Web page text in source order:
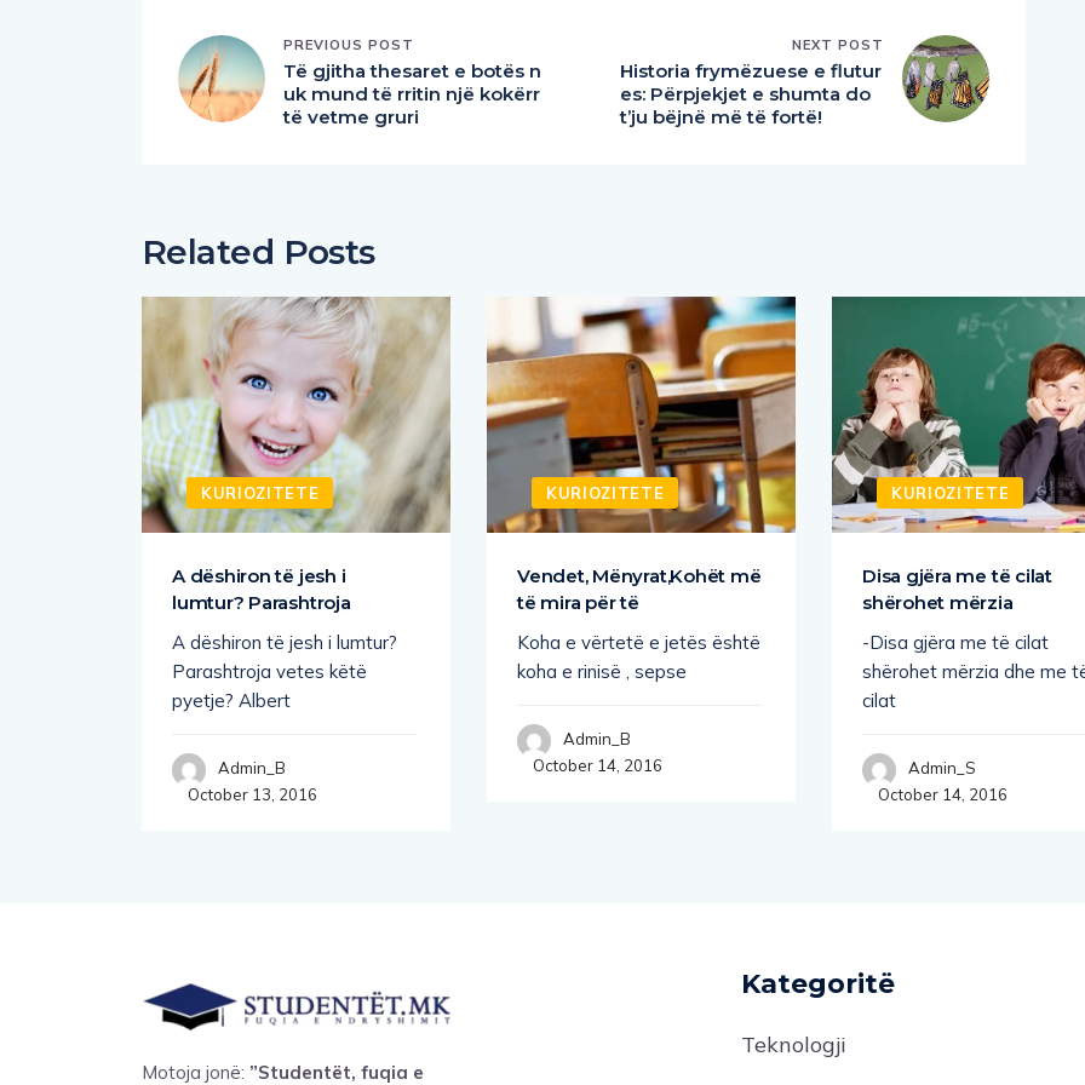
PREVIOUS POST
Të gjitha thesaret e botës n
uk mund të rritin një kokërr
të vetme gruri
NEXT POST
Historia frymëzuese e flutur
es: Përpjekjet e shumta do
t’ju bëjnë më të fortë!
Related Posts
KURIOZITETE
A dëshiron të jesh i
lumtur? Parashtroja
A dëshiron të jesh i lumtur?
Parashtroja vetes këtë
pyetje? Albert
Admin_B
October 13, 2016
KURIOZITETE
Vendet, Mënyrat,Kohët më
të mira për të
Koha e vërtetë e jetës është
koha e rinisë , sepse
Admin_B
October 14, 2016
KURIOZITETE
Disa gjëra me të cilat
shërohet mërzia
-Disa gjëra me të cilat
shërohet mërzia dhe me
cilat
Admin_S
October 14, 2016
Motoja jonë: ”Studentët, fuqia e
Kategoritë
Teknologji